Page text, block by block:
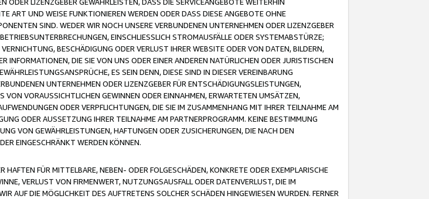
ART UND WEISE FUNKTIONIEREN WERDEN ODER DASS DIESE ANGEBOTE OHNE
SIND. WEDER WIR NOCH UNSERE VERBUNDENEN UNTERNEHMEN ODER LIZENZGEBER
EINSCHLIESSLICH STROMAUSFÄLLE ODER SYSTEMABSTÜRZE;
BESCHÄDIGUNG ODER VERLUST IHRER WEBSITE ODER VON DATEN, BILDERN,
DIE SIE VON UNS ODER EINER ANDEREN NATÜRLICHEN ODER JURISTISCHEN
ES SEIN DENN, DIESE SIND IN DIESER VEREINBARUNG
UNTERNEHMEN ODER LIZENZGEBER FÜR ENTSCHÄDIGUNGSLEISTUNGEN,
VORAUSSICHTLICHEN GEWINNEN ODER EINNAHMEN, ERWARTETEN UMSÄTZEN,
ODER VERPFLICHTUNGEN, DIE SIE IM ZUSAMMENHANG MIT IHRER TEILNAHME AM
ODER AUSSETZUNG IHRER TEILNAHME AM PARTNERPROGRAMM. KEINE BESTIMMUNG
VON GEWÄHRLEISTUNGEN, HAFTUNGEN ODER ZUSICHERUNGEN, DIE NACH DEN
EINGESCHRÄNKT WERDEN KÖNNEN.
FÜR MITTELBARE, NEBEN- ODER FOLGESCHÄDEN, KONKRETE ODER EXEMPLARISCHE
VERLUST VON FIRMENWERT, NUTZUNGSAUSFALL ODER DATENVERLUST, DIE IM
AUF DIE MÖGLICHKEIT DES AUFTRETENS SOLCHER SCHÄDEN HINGEWIESEN WURDEN. FERNER